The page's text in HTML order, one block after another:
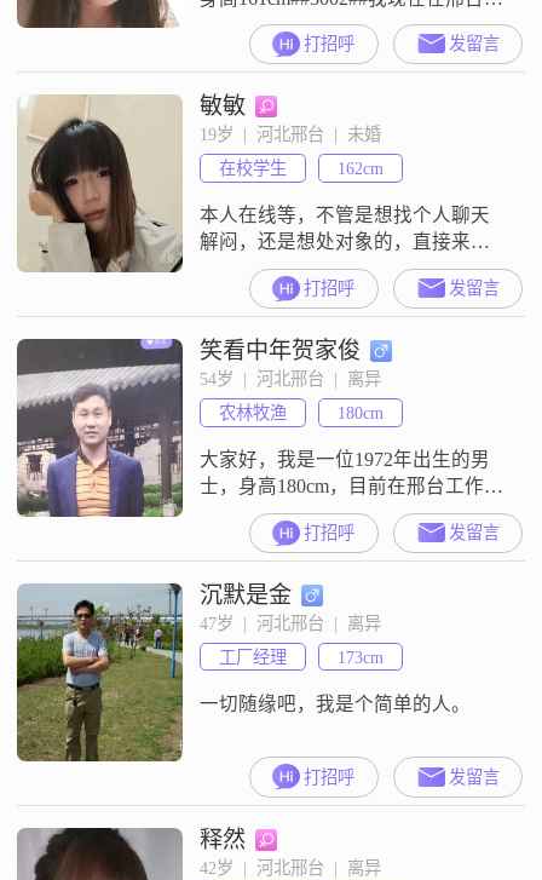
作，月收入在8001到12000元之间，
学历是中专##3002##关于我的性
格，我觉得自己是一个独立自信的
人，平时生活态度比较乐观积极
##3002##我情绪比较稳定，觉得两
个人相处最重要的是互相尊重，我
也希望能和另一半共同进步
##3002##
打招呼 发留言
敏敏
19岁  |  河北邢台  |  未婚
在校学生
162cm
本人在线等，不管是想找个人聊天
解闷，还是想处对象的，直接来找
我就行，我随时在##3002##
打招呼 发留言
笑看中年贺家俊
54岁  |  河北邢台  |  离异
农林牧渔
180cm
大家好，我是一位1972年出生的男
士，身高180cm，目前在邢台工作
##3002##我的月收入在50000元以
上，拥有大学本科学历##3002##在
性格方面，我自认为稳重可靠，责
任感强，成熟稳重，真诚可靠
##3002##我非常追求事业成功，同
时也懂得如何平衡工作与生活
##3002##生活中的我热衷于自我提
升，喜欢外出旅
打招呼 发留言
沉默是金
47岁  |  河北邢台  |  离异
工厂经理
173cm
一切随缘吧，我是个简单的人。
打招呼 发留言
释然
42岁  |  河北邢台  |  离异